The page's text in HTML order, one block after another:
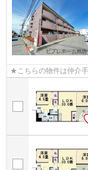
★こちらの物件は仲介